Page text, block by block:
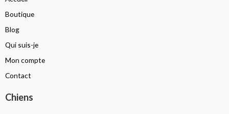
Boutique
Blog
Qui suis-je
Mon compte
Contact
Chiens